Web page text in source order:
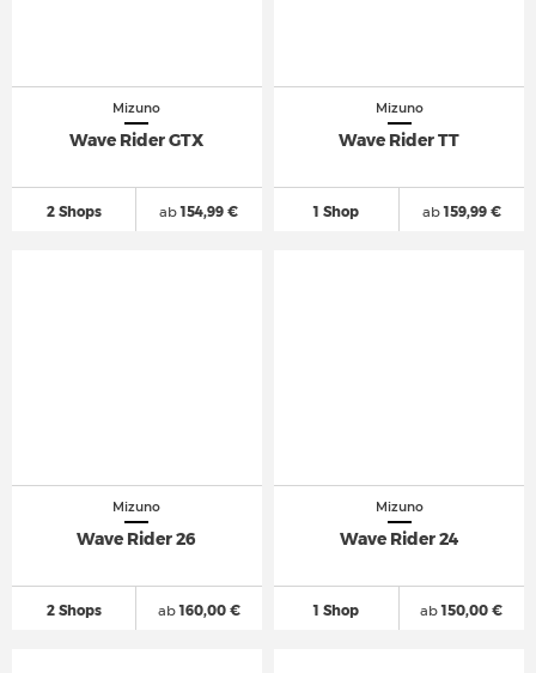
Mizuno
Wave Rider GTX
2 Shops ab154,99 €
Mizuno
Wave Rider TT
1 Shop ab159,99 €
Mizuno
Wave Rider 26
2 Shops ab160,00 €
Mizuno
Wave Rider 24
1 Shop ab150,00 €